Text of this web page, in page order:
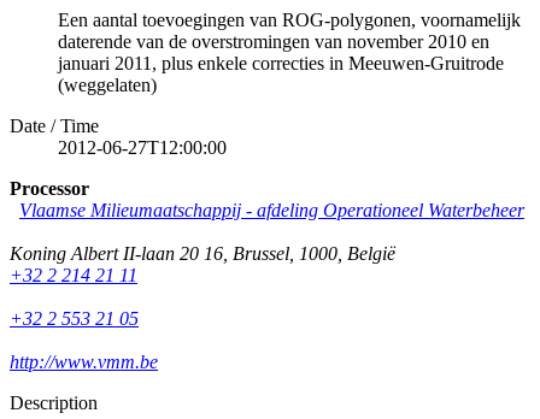
Een aantal toevoegingen van ROG-polygonen, voornamelijk
daterende van de overstromingen van november 2010 en
januari 2011, plus enkele correcties in Meeuwen-Gruitrode
(weggelaten)
Date / Time
2012-06-27T12:00:00
Processor
Vlaamse Milieumaatschappij - afdeling Operationeel Waterbeheer
Koning Albert II-laan 20 16 Brussel 1000 België
+32 2 214 21 11
+32 2 553 21 05
http://www.vmm.be
Description